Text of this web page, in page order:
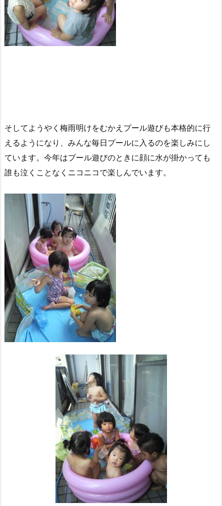
そしてようやく梅雨明けをむかえプール遊びも本格的に行
えるようになり、みんな毎日プールに入るのを楽しみにし
ています。今年はプール遊びのときに顔に水が掛かっても
誰も泣くことなくニコニコで楽しんでいます。